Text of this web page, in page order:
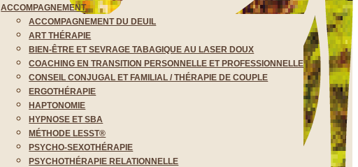
ACCOMPAGNEMENT
ACCOMPAGNEMENT DU DEUIL
ART THÉRAPIE
BIEN-ÊTRE ET SEVRAGE TABAGIQUE AU LASER DOUX
COACHING EN TRANSITION PERSONNELLE ET PROFESSIONNELLE
CONSEIL CONJUGAL ET FAMILIAL / THÉRAPIE DE COUPLE
ERGOTHÉRAPIE
HAPTONOMIE
HYPNOSE ET SBA
MÉTHODE LESST®
PSYCHO-SEXOTHÉRAPIE
PSYCHOTHÉRAPIE RELATIONNELLE